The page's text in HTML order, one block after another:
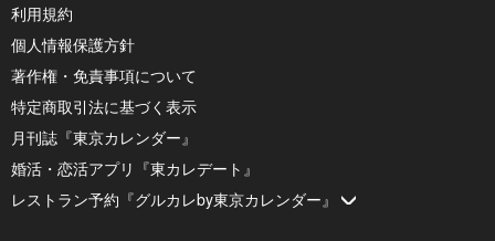
利用規約
個人情報保護方針
著作権・免責事項について
特定商取引法に基づく表示
月刊誌『東京カレンダー』
婚活・恋活アプリ『東カレデート』
レストラン予約『グルカレby東京カレンダー』